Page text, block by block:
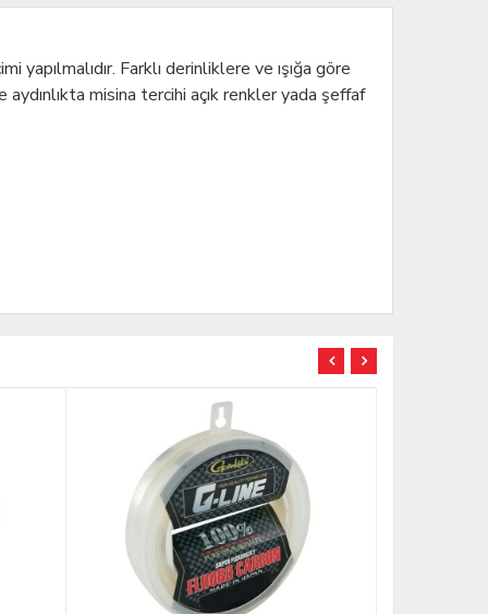
yapılmalıdır. Farklı derinliklere ve ışığa göre
misina tercihi açık renkler yada şeffaf